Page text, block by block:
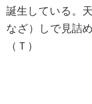
誕生している。
なざ）しで見詰
（Ｔ）